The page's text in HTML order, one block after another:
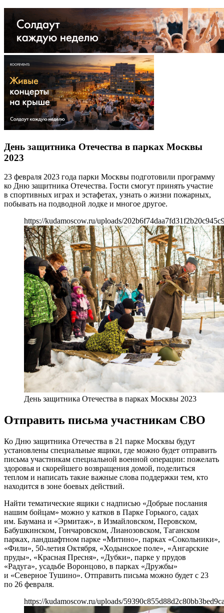
День защитника Отечества в парках Москвы
2023
23 февраля 2023 года парки Москвы подготовили программу
ко Дню защитника Отечества. Гости смогут принять участие
в спортивных играх и эстафетах, узнать о жизни пожарных,
побывать на подводной лодке и многое другое.
https://kudamoscow.ru/uploads/
День защитника Отечества в парках Москвы 2023
Отправить письма участникам СВО
Ко Дню защитника Отечества в 21 парке Москвы будут
установлены специальные ящики, где можно будет отправить
письма участникам специальной военной операции: пожелать
здоровья и скорейшего возвращения домой, поделиться
теплом и написать такие важные слова поддержки тем, кто
находится в зоне боевых действий.
Найти тематические ящики с надписью «Добрые послания
нашим бойцам» можно у катков в Парке Горького, садах
им. Баумана и «Эрмитаж», в Измайловском, Перовском,
Бабушкинском, Гончаровском, Лианозовском, Таганском
парках, ландшафтном парке «Митино», парках «Сокольники»,
«Фили», 50-летия Октября, «Ходынское поле», «Ангарские
пруды», «Красная Пресня», «Дубки», парке у прудов
«Радуга», усадьбе Воронцово, в парках «Дружбы»
и «Северное Тушино». Отправить письма можно будет с 23
по 26 февраля.
https://kudamoscow.ru/uploads/